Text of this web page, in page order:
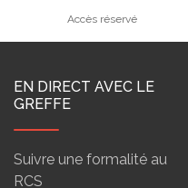
Accès réservé
EN DIRECT AVEC LE
GREFFE
Suivre une formalité au
RCS